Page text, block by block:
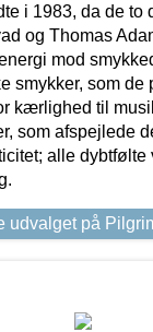
i 1983, da de to
og Thomas
mod
smykker, som
kærlighed til
som afspejlede
alle
udvalget på